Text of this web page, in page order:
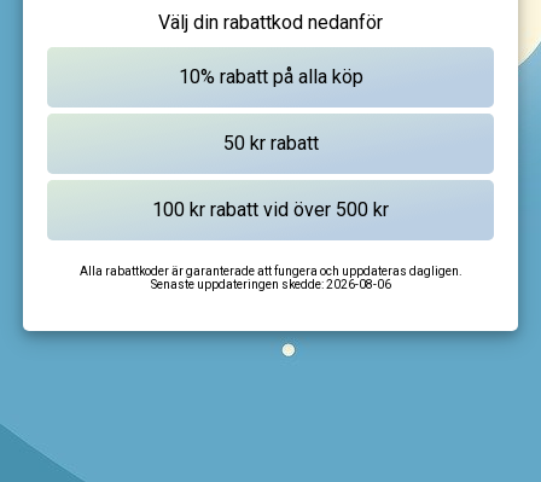
Välj din rabattkod nedanför
Alla rabattkoder är garanterade att fungera och uppdateras dagligen.
Senaste uppdateringen skedde:2026-08-06